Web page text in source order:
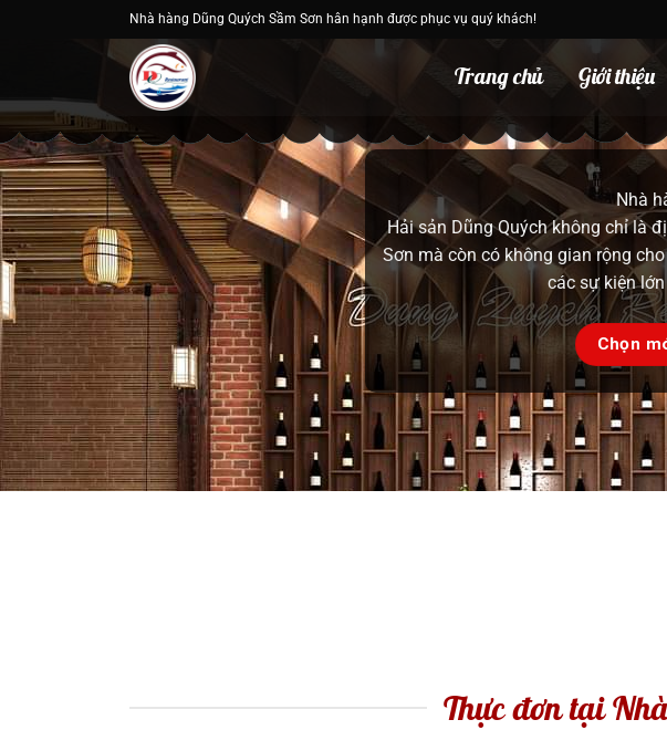
dung
Nhà hàng Dũng Quých Sầm Sơn hân hạnh được phục vụ quý khách!
Trang chủ Giới thiệu
Không gì tuyệt vời bằng thưởng
tôi cung cấp các món lẩu chuẩn vị
cực kỳ
Chọn
Thực đơn tại